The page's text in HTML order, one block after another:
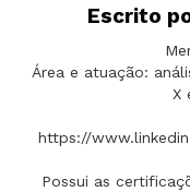
Escrito
Área e atuação:
X
https://
Possui as